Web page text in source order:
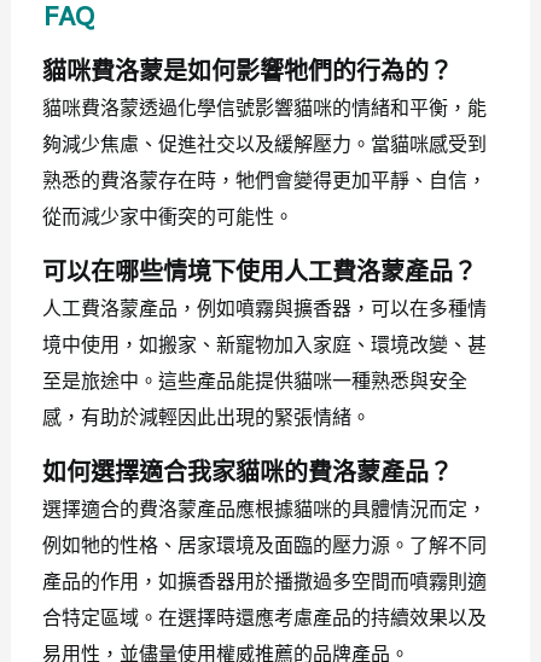
FAQ
貓咪費洛蒙是如何影響牠們的行為的？
貓咪費洛蒙透過化學信號影響貓咪的情緒和平衡，能
夠減少焦慮、促進社交以及緩解壓力。當貓咪感受到
熟悉的費洛蒙存在時，牠們會變得更加平靜、自信，
從而減少家中衝突的可能性。
可以在哪些情境下使用人工費洛蒙產品？
人工費洛蒙產品，例如噴霧與擴香器，可以在多種情
境中使用，如搬家、新寵物加入家庭、環境改變、甚
至是旅途中。這些產品能提供貓咪一種熟悉與安全
感，有助於減輕因此出現的緊張情緒。
如何選擇適合我家貓咪的費洛蒙產品？
選擇適合的費洛蒙產品應根據貓咪的具體情況而定，
例如牠的性格、居家環境及面臨的壓力源。了解不同
產品的作用，如擴香器用於播撒過多空間而噴霧則適
合特定區域。在選擇時還應考慮產品的持續效果以及
易用性，並儘量使用權威推薦的品牌產品。